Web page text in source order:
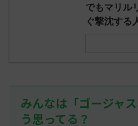
でもマリル
ぐ撃沈する
みんなは「ゴージャ
う思ってる？